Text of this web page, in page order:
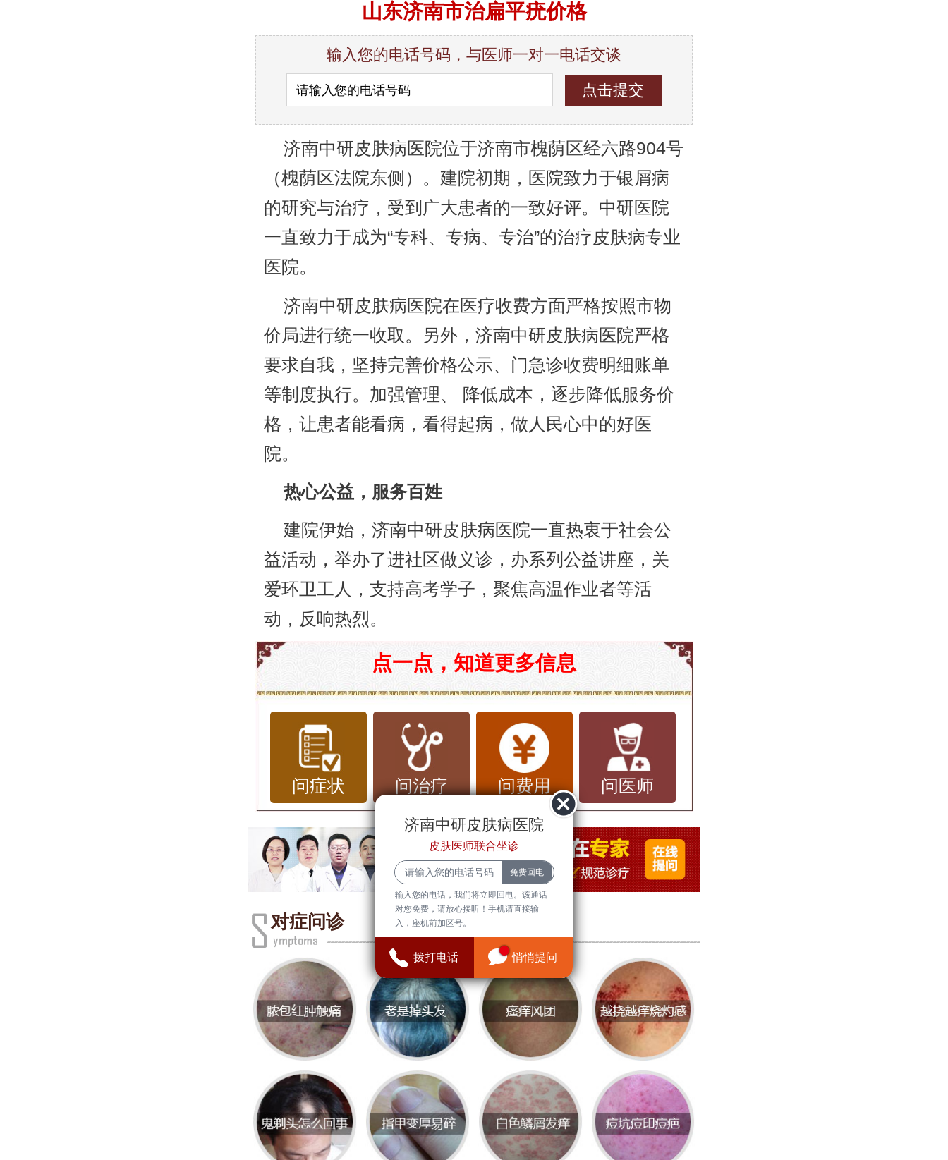
山东济南市治扁平疣价格
输入您的电话号码，与医师一对一电话交谈
济南中研皮肤病医院位于济南市槐荫区经六路904号
（槐荫区法院东侧）。建院初期，医院致力于银屑病
的研究与治疗，受到广大患者的一致好评。中研医院
一直致力于成为“专科、专病、专治”的治疗皮肤病专业
医院。
济南中研皮肤病医院在医疗收费方面严格按照市物
价局进行统一收取。另外，济南中研皮肤病医院严格
要求自我，坚持完善价格公示、门急诊收费明细账单
等制度执行。加强管理、 降低成本，逐步降低服务价
格，让患者能看病，看得起病，做人民心中的好医
院。
热心公益，服务百姓
建院伊始，济南中研皮肤病医院一直热衷于社会公
益活动，举办了进社区做义诊，办系列公益讲座，关
爱环卫工人，支持高考学子，聚焦高温作业者等活
动，反响热烈。
济南市治扁平疣价格及相关信息
一、扁平疣基本常识
扁平疣又称为扁平疣病毒，是由人类乳头瘤病毒
（HPV）引起的一种良性皮肤病变，常见于青少年和
年轻人。扁平疣通常呈现为小而平坦的肤色或淡褐色
丘疹，主要出现在面部、手背及其他暴露部位。虽然
扁平疣不会带来身体上的严重不适，但由于其在外观
上的影响，常常导致患者在心理上感到困扰。
扁平疣的传播途径相对多样，主要通过直接接触或与
带有病毒的物品接触（如毛巾、剃须刀等）而感染。
此外，患者的免疫力状况也是扁平疣发生的重要因
素。
二、治疗方式及价格概述
根据不同的病情，临床上常用的治疗方式包括冷冻疗
法、激光治疗、化学药物治疗以及免疫治疗等。每种
治疗方式的价格差异较大，通常在几百元到几千元不
点一点，知道更多信息
问症状 问治疗 问费用 问医师
对症问诊
济南中研皮肤病医院
皮肤医师联合坐诊
输入您的电话，我们将立即回电。该通话
对您免费，请放心接听！手机请直接输
入，座机前加区号。
拨打电话 悄悄提问